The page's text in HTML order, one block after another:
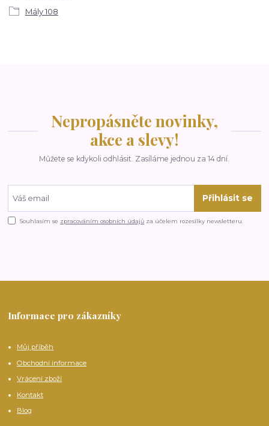
Mály 108
Nepropásněte novinky,
akce a slevy!
Můžete se kdykoli odhlásit. Zasíláme jednou za 14 dní.
Přihlásit se
Souhlasím se zpracováním osobních údajů za účelem rozesílky newsletteru.
Informace pro zákazníky
Můj příběh
Obchodní informace
Vrácení zboží
Kontakt
Blog